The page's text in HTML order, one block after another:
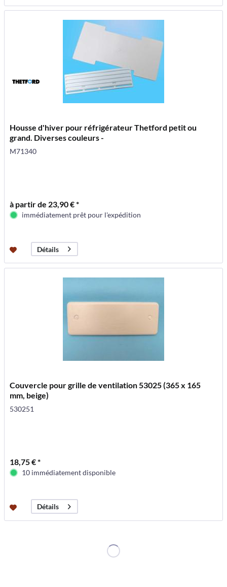
Housse d'hiver pour réfrigérateur Thetford petit ou
grand. Diverses couleurs -
M71340
à partir de 23,90 € *
immédiatement prêt pour l'expédition
Détails
Couvercle pour grille de ventilation 53025 (365 x 165
mm, beige)
530251
18,75 € *
10 immédiatement disponible
Détails